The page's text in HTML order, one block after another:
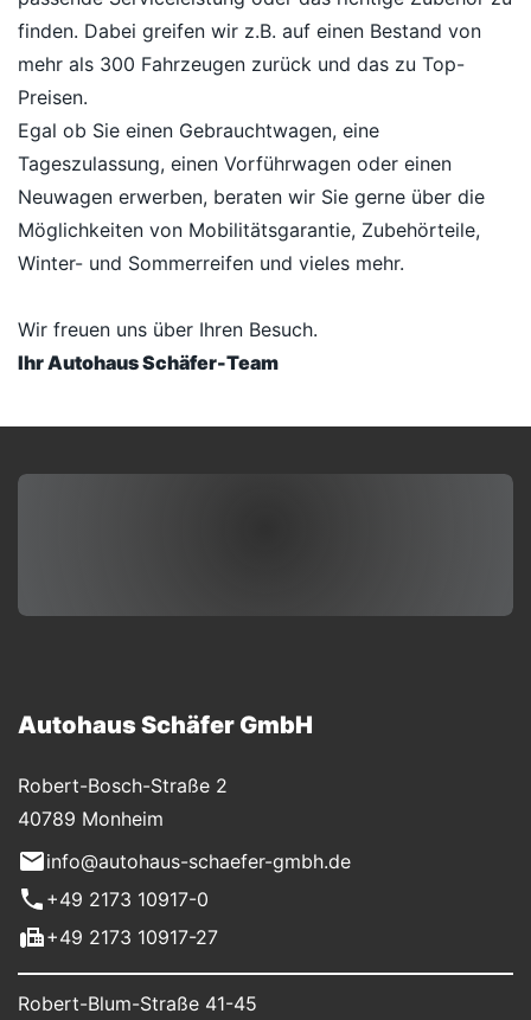
finden. Dabei greifen wir z.B. auf einen Bestand von
mehr als 300 Fahrzeugen zurück und das zu Top-
Preisen.
Egal ob Sie einen Gebrauchtwagen, eine
Tageszulassung, einen Vorführwagen oder einen
Neuwagen erwerben, beraten wir Sie gerne über die
Möglichkeiten von Mobilitätsgarantie, Zubehörteile,
Winter- und Sommerreifen und vieles mehr.
Wir freuen uns über Ihren Besuch.
Ihr Autohaus Schäfer-Team
Autohaus Schäfer GmbH
Robert-Bosch-Straße 2
40789 Monheim
info@autohaus-schaefer-gmbh.de
+49 2173 10917-0
+49 2173 10917-27
Robert-Blum-Straße 41-45